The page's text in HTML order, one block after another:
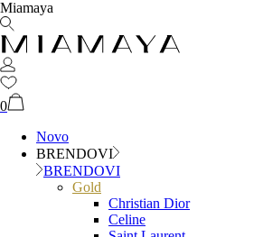
Miamaya
0
Novo
BRENDOVI
BRENDOVI
Gold
Christian Dior
Celine